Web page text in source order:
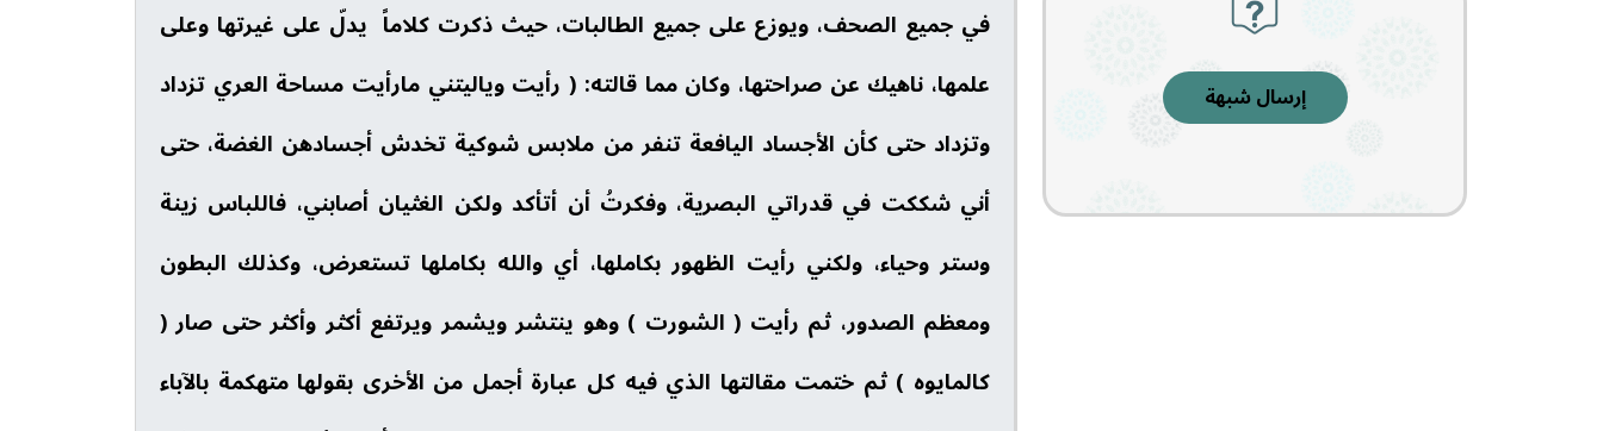
إرسال شبهة
في جميع الصحف، ويوزع على جميع الطالبات، حيث ذكرت كلاماً يدلّ على غيرتها وعلى
علمها، ناهيك عن صراحتها، وكان مما قالته: ( رأيت وياليتني مارأيت مساحة العري تزداد
وتزداد حتى كأن الأجساد اليافعة تنفر من ملابس شوكية تخدش أجسادهن الغضة، حتى
أني شككت في قدراتي البصرية، وفكرتُ أن أتأكد ولكن الغثيان أصابني، فاللباس زينة
وستر وحياء، ولكني رأيت الظهور بكاملها، أي والله بكاملها تستعرض، وكذلك البطون
ومعظم الصدور، ثم رأيت ( الشورت ) وهو ينتشر ويشمر ويرتفع أكثر وأكثر حتى صار (
كالمايوه ) ثم ختمت مقالتها الذي فيه كل عبارة أجمل من الأخرى بقولها متهكمة بالآباء